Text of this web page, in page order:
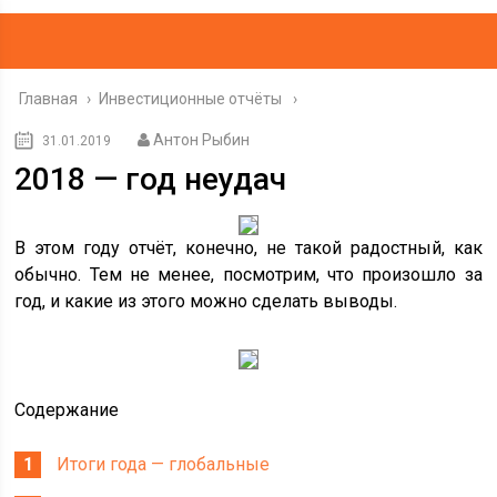
Главная › Инвестиционные отчёты
31.01.2019 Антон Рыбин
2018 — год неудач
В этом году отчёт, конечно, не такой радостный, как
обычно. Тем не менее, посмотрим, что произошло за
год, и какие из этого можно сделать выводы.
Содержание
Итоги года — глобальные